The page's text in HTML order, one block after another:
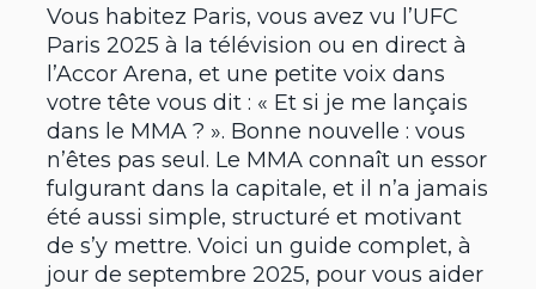
Vous habitez Paris, vous avez vu l’UFC
Paris 2025 à la télévision ou en direct à
l’Accor Arena, et une petite voix dans
votre tête vous dit : « Et si je me lançais
dans le MMA ? ». Bonne nouvelle : vous
n’êtes pas seul. Le MMA connaît un essor
fulgurant dans la capitale, et il n’a jamais
été aussi simple, structuré et motivant
de s’y mettre. Voici un guide complet, à
jour de septembre 2025, pour vous aider